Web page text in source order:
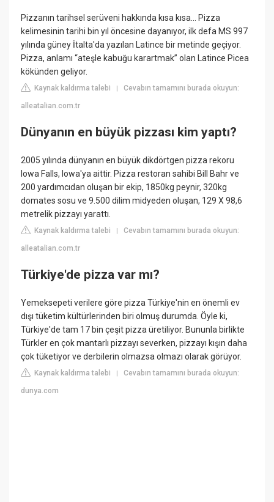
Pizzanın tarihsel serüveni hakkında kısa kısa… Pizza
kelimesinin tarihi bin yıl öncesine dayanıyor, ilk defa MS 997
yılında güney İtalta'da yazılan Latince bir metinde geçiyor.
Pizza, anlamı “ateşle kabuğu karartmak” olan Latince Picea
kökünden geliyor.
Kaynak kaldırma talebi |Cevabın tamamını burada okuyun:
alleatalian.com.tr
Dünyanın en büyük pizzası kim yaptı?
2005 yılında dünyanın en büyük dikdörtgen pizza rekoru
Iowa Falls, Iowa'ya aittir. Pizza restoran sahibi Bill Bahr ve
200 yardımcıdan oluşan bir ekip, 1850kg peynir, 320kg
domates sosu ve 9.500 dilim midyeden oluşan, 129 X 98,6
metrelik pizzayı yarattı.
Kaynak kaldırma talebi |Cevabın tamamını burada okuyun:
alleatalian.com.tr
Türkiye'de pizza var mı?
Yemeksepeti verilere göre pizza Türkiye'nin en önemli ev
dışı tüketim kültürlerinden biri olmuş durumda. Öyle ki,
Türkiye'de tam 17 bin çeşit pizza üretiliyor. Bununla birlikte
Türkler en çok mantarlı pizzayı severken, pizzayı kışın daha
çok tüketiyor ve derbilerin olmazsa olmazı olarak görüyor.
Kaynak kaldırma talebi |Cevabın tamamını burada okuyun:
dunya.com